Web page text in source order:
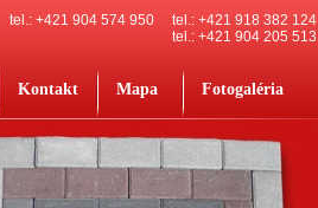
tel.: +421 904 574 950
tel.: +421 918 382 124
tel.: +421 904 205 513
Kontakt Mapa Fotogaléria